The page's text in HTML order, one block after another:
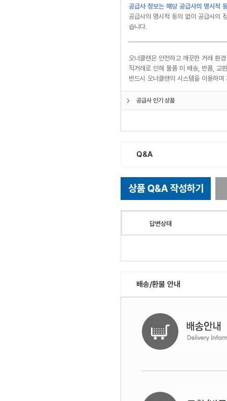
공급사 정보는 해당 공급사의 명시적
공급사의 명시적 동의 없이 공급사의
습니다.
오너클랜은 안전하고 깨끗한 거래 환
직거래로 인해 물품 미 배송, 반품, 교
반드시 오너클랜의 시스템을 이용하
공급사 인기 상품
Q&A
답변상태
배송/환불 안내